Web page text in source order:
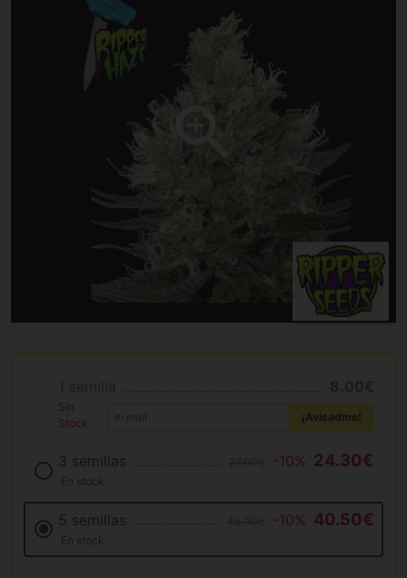
Sin
Stock
¡Avisadme!
3 semillas -10% 24.30€
En stock
5 semillas -10% 40.50€
En stock